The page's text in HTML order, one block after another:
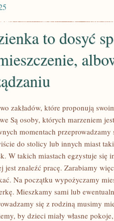
to dosyć
zakładów, które proponują
Są osoby, których marzeniem
momentach
do stolicy lub innych miast
W takich miastach egzystuje się
jest znaleźć pracę. Zarabiamy
Na początku wypożyczamy
Mieszkamy sami lub
się z rodziną musimy
by dzieci miały własne